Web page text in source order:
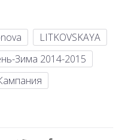
LITKOVSKAYA
Зима 2014-2015